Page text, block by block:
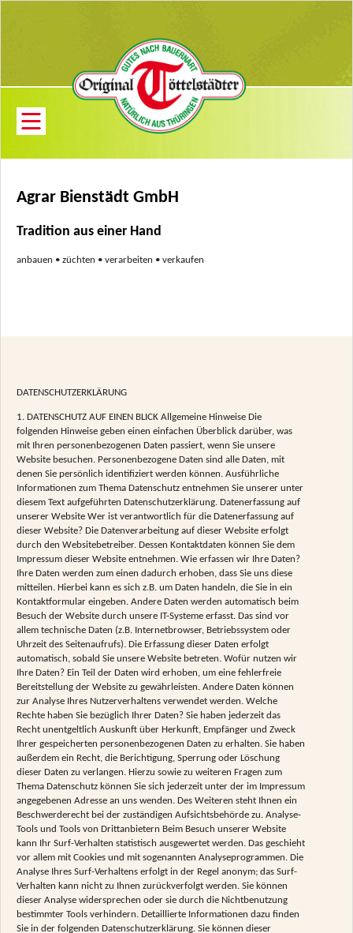
Agrar Bienstädt GmbH
Tradition aus einer Hand
anbauen • züchten • verarbeiten • verkaufen
DATENSCHUTZERKLÄRUNG
1. DATENSCHUTZ AUF EINEN BLICK Allgemeine Hinweise Die
folgenden Hinweise geben einen einfachen Überblick darüber, was
mit Ihren personenbezogenen Daten passiert, wenn Sie unsere
Website besuchen. Personenbezogene Daten sind alle Daten, mit
denen Sie persönlich identifiziert werden können. Ausführliche
Informationen zum Thema Datenschutz entnehmen Sie unserer unter
diesem Text aufgeführten Datenschutzerklärung. Datenerfassung auf
unserer Website Wer ist verantwortlich für die Datenerfassung auf
dieser Website? Die Datenverarbeitung auf dieser Website erfolgt
durch den Websitebetreiber. Dessen Kontaktdaten können Sie dem
Impressum dieser Website entnehmen. Wie erfassen wir Ihre Daten?
Ihre Daten werden zum einen dadurch erhoben, dass Sie uns diese
mitteilen. Hierbei kann es sich z.B. um Daten handeln, die Sie in ein
Kontaktformular eingeben. Andere Daten werden automatisch beim
Besuch der Website durch unsere IT-Systeme erfasst. Das sind vor
allem technische Daten (z.B. Internetbrowser, Betriebssystem oder
Uhrzeit des Seitenaufrufs). Die Erfassung dieser Daten erfolgt
automatisch, sobald Sie unsere Website betreten. Wofür nutzen wir
Ihre Daten? Ein Teil der Daten wird erhoben, um eine fehlerfreie
Bereitstellung der Website zu gewährleisten. Andere Daten können
zur Analyse Ihres Nutzerverhaltens verwendet werden. Welche
Rechte haben Sie bezüglich Ihrer Daten? Sie haben jederzeit das
Recht unentgeltlich Auskunft über Herkunft, Empfänger und Zweck
Ihrer gespeicherten personenbezogenen Daten zu erhalten. Sie haben
außerdem ein Recht, die Berichtigung, Sperrung oder Löschung
dieser Daten zu verlangen. Hierzu sowie zu weiteren Fragen zum
Thema Datenschutz können Sie sich jederzeit unter der im Impressum
angegebenen Adresse an uns wenden. Des Weiteren steht Ihnen ein
Beschwerderecht bei der zuständigen Aufsichtsbehörde zu. Analyse-
Tools und Tools von Drittanbietern Beim Besuch unserer Website
kann Ihr Surf-Verhalten statistisch ausgewertet werden. Das geschieht
vor allem mit Cookies und mit sogenannten Analyseprogrammen. Die
Analyse Ihres Surf-Verhaltens erfolgt in der Regel anonym; das Surf-
Verhalten kann nicht zu Ihnen zurückverfolgt werden. Sie können
dieser Analyse widersprechen oder sie durch die Nichtbenutzung
bestimmter Tools verhindern. Detaillierte Informationen dazu finden
Sie in der folgenden Datenschutzerklärung. Sie können dieser